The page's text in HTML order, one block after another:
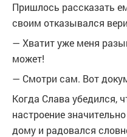
Пришлось рассказать
своим отказывался
— Хватит уже меня
может!
— Смотри сам. Вот
Когда Слава убедился,
настроение
дому и радовался